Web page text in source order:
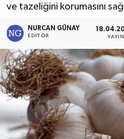
ve tazeliğini korumasını
NURCAN GÜNAY
EDITÖR
Eğitim
Ekonomi
Emet